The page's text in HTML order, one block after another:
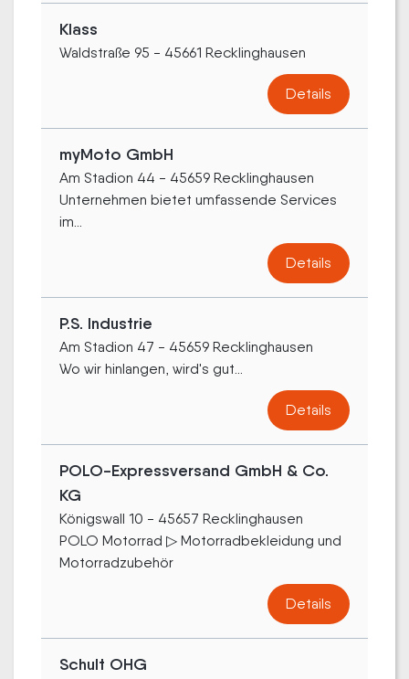
Klass
Waldstraße 95 - 45661 Recklinghausen
Details
myMoto GmbH
Am Stadion 44 - 45659 Recklinghausen
Unternehmen bietet umfassende Services
im...
Details
P.S. Industrie
Am Stadion 47 - 45659 Recklinghausen
Wo wir hinlangen, wird's gut...
Details
POLO-Expressversand GmbH & Co.
KG
Königswall 10 - 45657 Recklinghausen
POLO Motorrad ▷ Motorradbekleidung und
Motorradzubehör
Details
Schult OHG